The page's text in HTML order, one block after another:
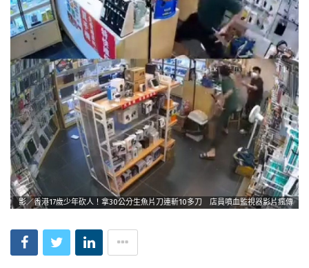
影／香港17歲少年砍人！拿30公分生魚片刀連斬10多刀 店員噴血監視器影片瘋傳